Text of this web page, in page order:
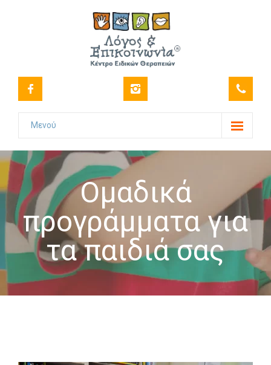
Μενού
Το Κέντρο
-- Όραμα
-- Ιστορικό
-- Πιστοποιήσεις
-- Στελέχωση
-- Επιστημονική Υπεύθυνη
Oμαδικά
προγράμματα για
τα παιδιά σας